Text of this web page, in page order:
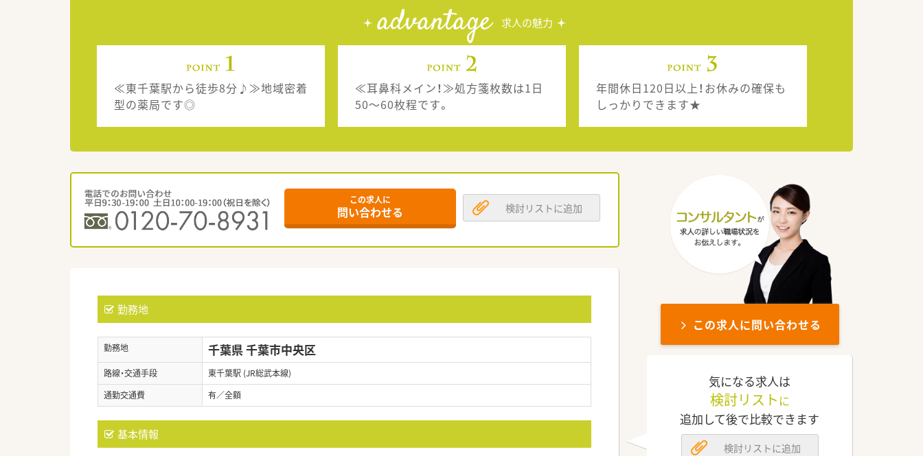
advantage 求人の魅力
≪東千葉駅から徒歩8分♪≫地域密着
型の薬局です◎
≪耳鼻科メイン！≫処方箋枚数は1日
50～60枚程です。
年間休日120日以上！お休みの確保も
しっかりできます★
この求人に
問い合わせる 検討リストに追加
勤務地
勤務地 千葉県 千葉市中央区
路線・交通手段
東千葉駅 (JR総武本線)
通勤交通費
有／全額
基本情報
この求人に問い合わせる
気になる求人は
検討リスト に
追加して後で比較できます
検討リストに追加